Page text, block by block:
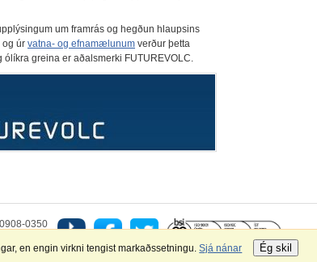
um framrás og hegðun hlaupsins
og úr vatna- og efnamælunum verður þetta
greina er aðalsmerki FUTUREVOLC.
0350
en engin virkni tengist markaðssetningu. Sjá nánar Ég skil